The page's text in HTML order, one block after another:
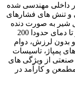
داخلی مهندسی شده
و تنش های فشارهای
شیر به صورت دنده
ای طراحی شده و تحمل فشار کار تا 16 بار و تا دمای حدودا 200
بدون لرزش، دوام
پمپاژ، تاسیسات
صنعتی از ویژگی های
و کارآمد در